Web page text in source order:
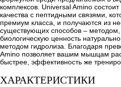
комплексов. Universal Amino
качества с пептидными связями,
премиум класса, и получаются из
существующих способов –
биологическую ценность
методом гидролиза. Благодаря
Amino позволяет вашим мышцам
быстрее, эффективность же
ХАРАКТЕРИСТИКИ